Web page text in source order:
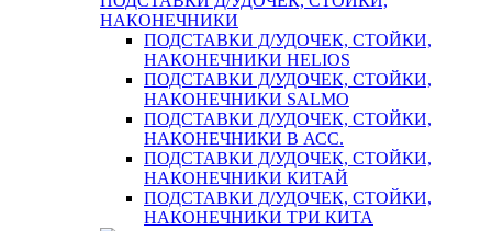
НАКОНЕЧНИКИ
ПОДСТАВКИ Д/УДОЧЕК, СТОЙКИ,
НАКОНЕЧНИКИ HELIOS
ПОДСТАВКИ Д/УДОЧЕК, СТОЙКИ,
НАКОНЕЧНИКИ SALMO
ПОДСТАВКИ Д/УДОЧЕК, СТОЙКИ,
НАКОНЕЧНИКИ В АСС.
ПОДСТАВКИ Д/УДОЧЕК, СТОЙКИ,
НАКОНЕЧНИКИ КИТАЙ
ПОДСТАВКИ Д/УДОЧЕК, СТОЙКИ,
НАКОНЕЧНИКИ ТРИ КИТА